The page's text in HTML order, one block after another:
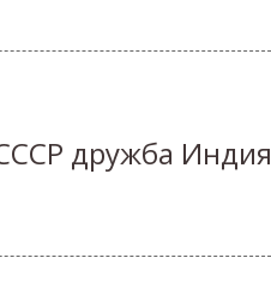
дружба Индия